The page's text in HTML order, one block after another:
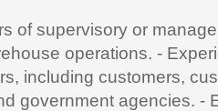
of supervisory or
operations. -
including customers,
government agencies. -